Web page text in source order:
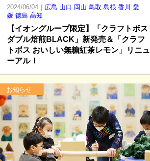
2024/06/04｜ 広島 山口 岡山 鳥取 島根 香川 愛
媛 徳島 高知
【イオングループ限定】「クラフトボス
ダブル焙煎BLACK」新発売＆「クラフ
トボス おいしい無糖紅茶レモン」リニュ
ーアル！
お知らせ